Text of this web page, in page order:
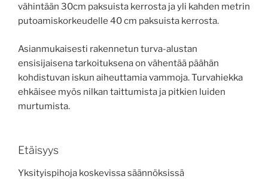
vähintään 30cm paksuista kerrosta ja yli kahden metrin
putoamiskorkeudelle 40 cm paksuista kerrosta.
Asianmukaisesti rakennetun turva-alustan
ensisijaisena tarkoituksena on vähentää päähän
kohdistuvan iskun aiheuttamia vammoja. Turvahiekka
ehkäisee myös nilkan taittumista ja pitkien luiden
murtumista.
Etäisyys
Yksityispihoja koskevissa säännöksissä